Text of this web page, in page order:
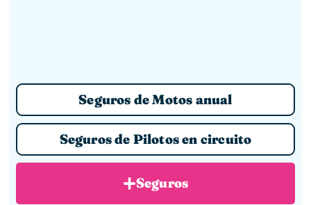
Seguros de Motos anual
Seguros de Pilotos en circuito
Seguros